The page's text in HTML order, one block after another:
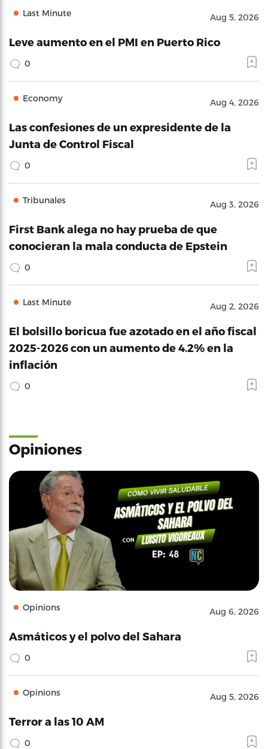
Last Minute Aug 5, 2026
Leve aumento en el PMI en Puerto Rico
0
Economy Aug 4, 2026
Las confesiones de un expresidente de la
Junta de Control Fiscal
0
Tribunales Aug 3, 2026
First Bank alega no hay prueba de que
conocieran la mala conducta de Epstein
0
Last Minute Aug 2, 2026
El bolsillo boricua fue azotado en el año fiscal
2025-2026 con un aumento de 4.2% en la
inflación
0
Opiniones
Opinions Aug 6, 2026
Asmáticos y el polvo del Sahara
0
Opinions Aug 5, 2026
Terror a las 10 AM
0